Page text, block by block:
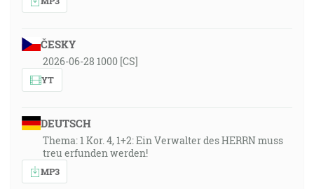
ČESKY
2026-06-28 1000 [CS]
YT
DEUTSCH
Thema: 1 Kor. 4, 1+2: Ein Verwalter des HERRN muss
treu erfunden werden!
MP3